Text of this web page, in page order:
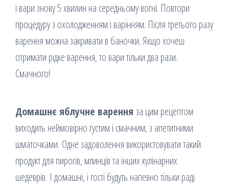
і вари знову 5 хвилин на середньому вогні. Повтори
процедуру з охолодженням і варінням. Після третього разу
варення можна закривати в баночки. Якщо хочеш
отримати рідке варення, то вари тільки два рази.
Смачного!
Домашнє яблучне варення за цим рецептом
виходить неймовірно густим і смачним, з апетитними
шматочками. Одне задоволення використовувати такий
продукт для пирогів, млинців та інших кулінарних
шедеврів. І домашні, і гості будуть напевно тільки раді